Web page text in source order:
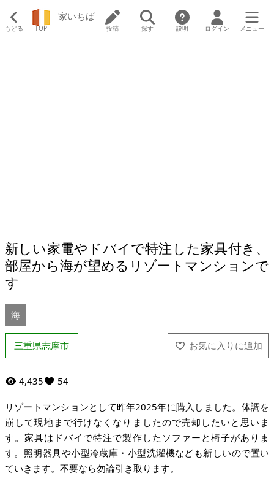
もどる TOP
家いちば
投稿 探す 説明 ログイン メニュー
新しい家電やドバイで特注した家具付き、
部屋から海が望めるリゾートマンションで
す
海
三重県志摩市
4,435 54
リゾートマンションとして昨年2025年に購入しました。体調を
崩して現地まで行けなくなりましたので売却したいと思いま
す。家具はドバイで特注で製作したソファーと椅子がありま
す。照明器具や小型冷蔵庫・小型洗濯機なども新しいので置い
ていきます。不要なら勿論引き取ります。